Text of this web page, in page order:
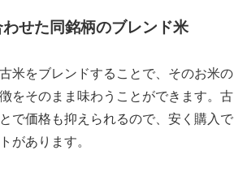
せた同銘柄のブレンド米
米をブレンドすることで、そのお米の
をそのまま味わうことができます。古
で価格も抑えられるので、安く購入で
があります。